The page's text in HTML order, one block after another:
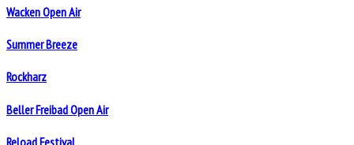
Wacken Open Air
Summer Breeze
Rockharz
Beller Freibad Open Air
Reload Festival